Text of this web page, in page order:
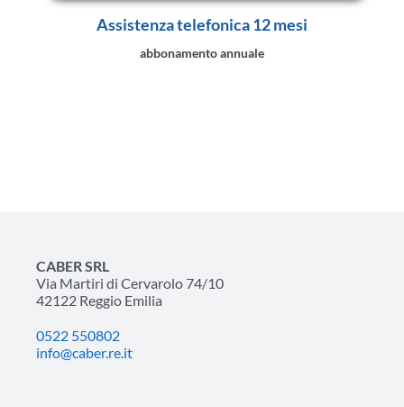
Assistenza telefonica 12 mesi
abbonamento annuale
CABER SRL
Via Martiri di Cervarolo 74/10
42122 Reggio Emilia
0522 550802
info@caber.re.it